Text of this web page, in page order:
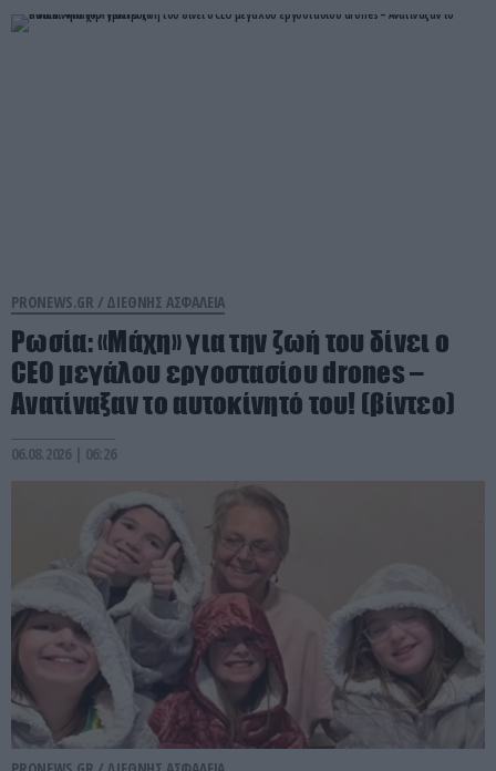
PRONEWS.GR / ΔΙΕΘΝΗΣ ΑΣΦΑΛΕΙΑ
Ρωσία: «Μάχη» για την ζωή του δίνει ο
CEO μεγάλου εργοστασίου drones –
Ανατίναξαν το αυτοκίνητό του! (βίντεο)
06.08.2026 | 06:26